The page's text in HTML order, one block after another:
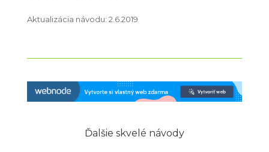
Aktualizácia návodu: 2.6.2019
Ďalšie skvelé návody